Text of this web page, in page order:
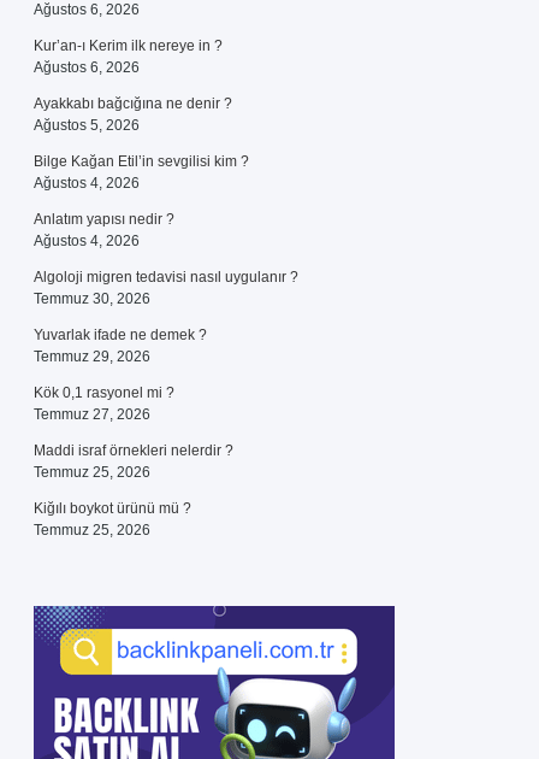
Ağustos 6, 2026
Kur’an-ı Kerim ilk nereye in ?
Ağustos 6, 2026
Ayakkabı bağcığına ne denir ?
Ağustos 5, 2026
Bilge Kağan Etil’in sevgilisi kim ?
Ağustos 4, 2026
Anlatım yapısı nedir ?
Ağustos 4, 2026
Algoloji migren tedavisi nasıl uygulanır ?
Temmuz 30, 2026
Yuvarlak ifade ne demek ?
Temmuz 29, 2026
Kök 0,1 rasyonel mi ?
Temmuz 27, 2026
Maddi israf örnekleri nelerdir ?
Temmuz 25, 2026
Kiğılı boykot ürünü mü ?
Temmuz 25, 2026